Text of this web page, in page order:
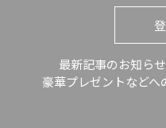
最新記事のお知ら
豪華プレゼントなどへ